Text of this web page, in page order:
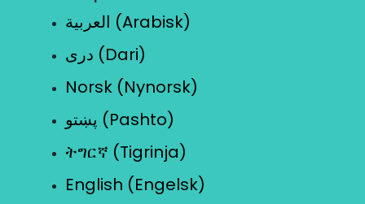
العربية (Arabisk)
دری (Dari)
Norsk (Nynorsk)
پښتو (Pashto)
ትግርኛ (Tigrinja)
English (Engelsk)